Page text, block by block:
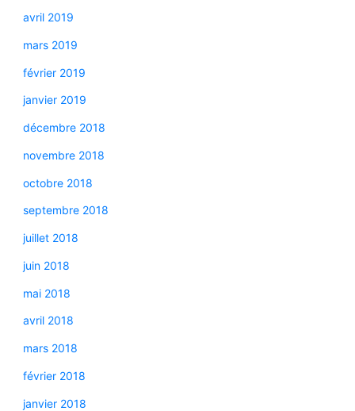
avril 2019
mars 2019
février 2019
janvier 2019
décembre 2018
novembre 2018
octobre 2018
septembre 2018
juillet 2018
juin 2018
mai 2018
avril 2018
mars 2018
février 2018
janvier 2018